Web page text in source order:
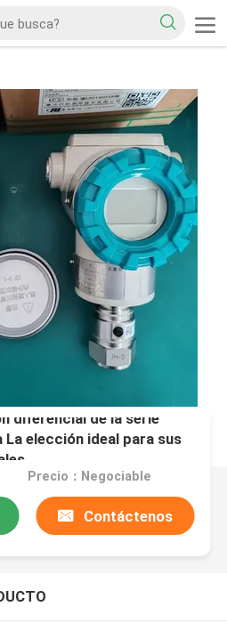
diferencial de la serie
La elección ideal para sus
Precio：Negociable
Contáctenos